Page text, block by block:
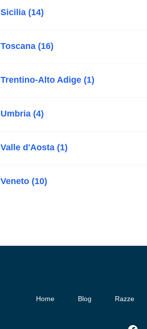
Sicilia (14)
Toscana (16)
Trentino-Alto Adige (1)
Umbria (4)
Valle d'Aosta (1)
Veneto (10)
Home Blog Razze